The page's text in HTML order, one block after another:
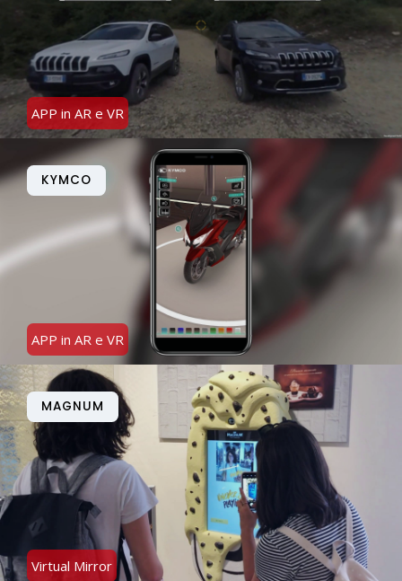
APP in AR e VR
KYMCO
APP in AR e VR
MAGNUM
Virtual Mirror